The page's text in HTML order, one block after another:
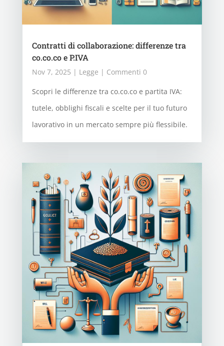
Contratti di collaborazione: differenze tra
co.co.co e P.IVA
Nov 7, 2025 | Legge | Commenti 0
Scopri le differenze tra co.co.co e partita IVA:
tutele, obblighi fiscali e scelte per il tuo futuro
lavorativo in un mercato sempre più flessibile.